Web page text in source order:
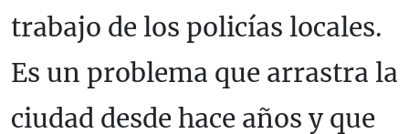
trabajo de los policías locales.
Es un problema que arrastra la
ciudad desde hace años y que